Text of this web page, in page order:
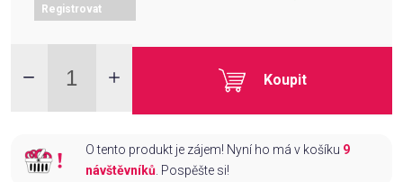
Registrovat
Koupit
O tento produkt je zájem! Nyní ho má v košíku 9
návštěvníků. Pospěšte si!